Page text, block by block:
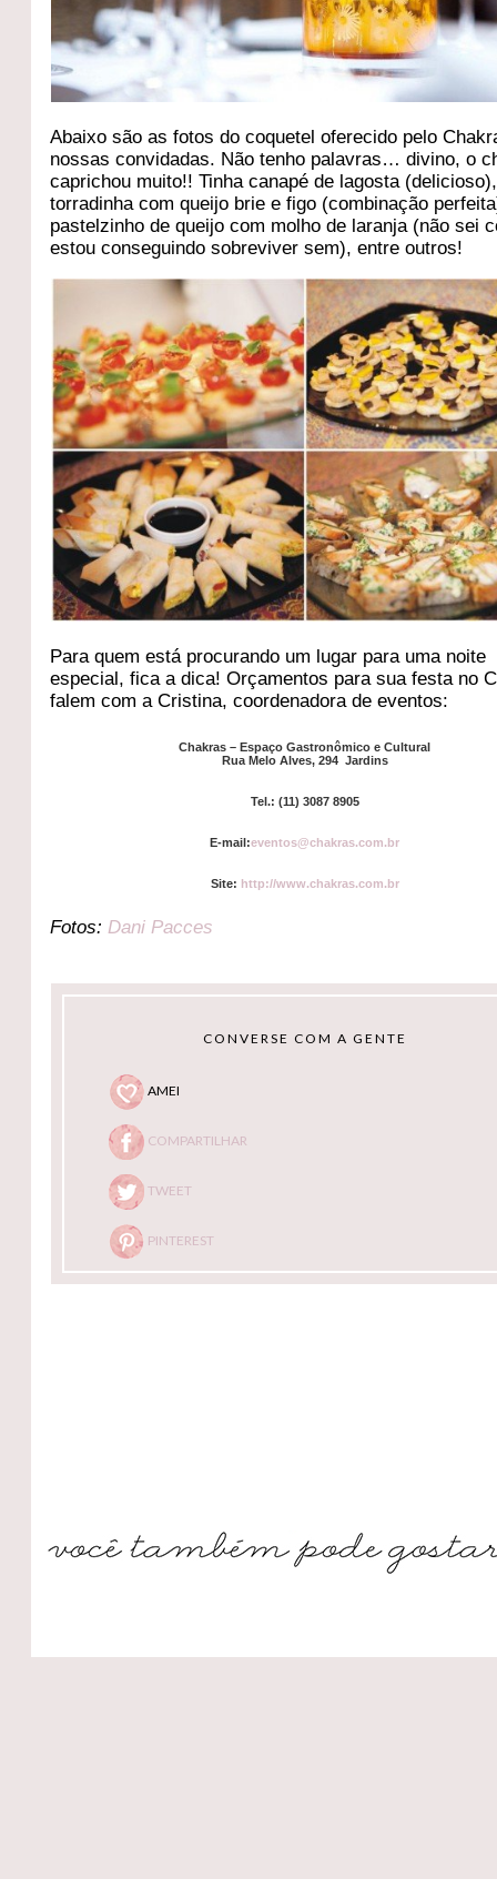
Abaixo são as fotos do coquetel oferecido pelo
nossas convidadas. Não tenho palavras… divino, o
caprichou muito!! Tinha canapé de lagosta (delicioso),
torradinha com queijo brie e figo (combinação
pastelzinho de queijo com molho de laranja (não sei
estou conseguindo sobreviver sem), entre outros!
Para quem está procurando um lugar para uma noite
especial, fica a dica! Orçamentos para sua festa no
falem com a Cristina, coordenadora de eventos:
Chakras – Espaço Gastronômico e Cultural
Rua Melo Alves, 294 Jardins
Tel.: (11) 3087 8905
E-mail:eventos@chakras.com.br
Site: http://www.chakras.com.br
Fotos:Dani Pacces
CONVERSE COM A GENTE
AMEI
COMPARTILHAR
TWEET
PINTEREST